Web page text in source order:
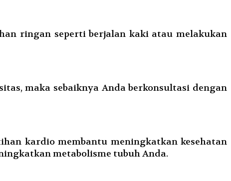
ringan seperti berjalan kaki atau melakukan
maka sebaiknya Anda berkonsultasi dengan
kardio membantu meningkatkan kesehatan
metabolisme tubuh Anda.